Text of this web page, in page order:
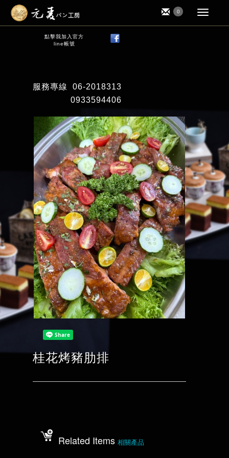
0
點擊我加入官方
line帳號
服務專線
06-2018313
0933594406
桂花烤豬肋排
Related Items 相關產品